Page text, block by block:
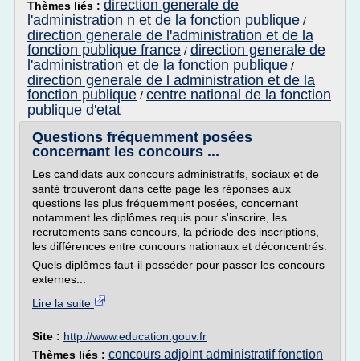
Thèmes liés : direction generale de
l'administration n et de la fonction publique /
direction generale de l'administration et de la
fonction publique france / direction generale de
l'administration et de la fonction publique /
direction generale de l administration et de la
fonction publique / centre national de la fonction
publique d'etat
Questions fréquemment posées
concernant les concours ...
Les candidats aux concours administratifs, sociaux et de
santé trouveront dans cette page les réponses aux
questions les plus fréquemment posées, concernant
notamment les diplômes requis pour s'inscrire, les
recrutements sans concours, la période des inscriptions,
les différences entre concours nationaux et déconcentrés.
Quels diplômes faut-il posséder pour passer les concours
externes...
Lire la suite
Site : http://www.education.gouv.fr
Thèmes liés : concours adjoint administratif fonction